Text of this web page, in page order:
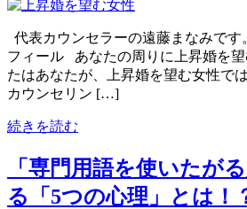
代表カウンセラーの遠藤まなみで
フィール あなたの周りに上昇婚を望
たはあなたが、上昇婚を望む女性で
カウンセリン […]
続きを読む
「専門用語を使いたが
る「5つの心理」とは！